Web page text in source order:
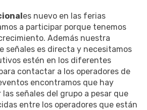
es nuevo en las ferias
a participar porque tenemos
Además nuestra
señales es directa y necesitamos
estén en los diferentes
contactar a los operadores de
encontramos que hay
señales del grupo a pesar que
entre los operadores que están